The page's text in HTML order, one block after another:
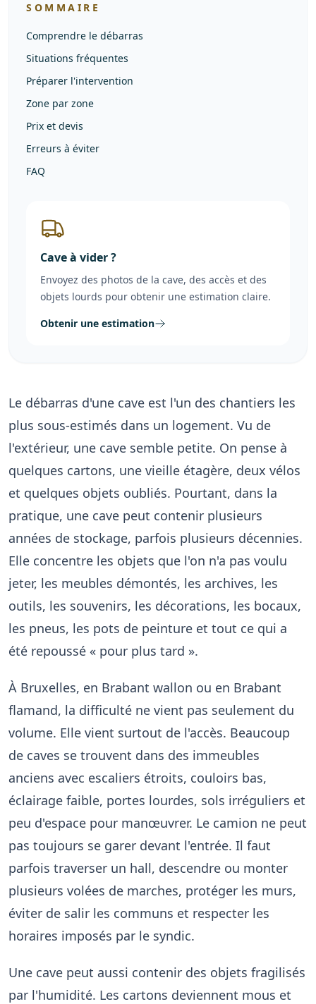
SOMMAIRE
Comprendre le débarras
Situations fréquentes
Préparer l'intervention
Zone par zone
Prix et devis
Erreurs à éviter
FAQ
Cave à vider ?
Envoyez des photos de la cave, des accès et des
objets lourds pour obtenir une estimation claire.
Obtenir une estimation
Le débarras d'une cave est l'un des chantiers les
plus sous-estimés dans un logement. Vu de
l'extérieur, une cave semble petite. On pense à
quelques cartons, une vieille étagère, deux vélos
et quelques objets oubliés. Pourtant, dans la
pratique, une cave peut contenir plusieurs
années de stockage, parfois plusieurs décennies.
Elle concentre les objets que l'on n'a pas voulu
jeter, les meubles démontés, les archives, les
outils, les souvenirs, les décorations, les bocaux,
les pneus, les pots de peinture et tout ce qui a
été repoussé « pour plus tard ».
À Bruxelles, en Brabant wallon ou en Brabant
flamand, la difficulté ne vient pas seulement du
volume. Elle vient surtout de l'accès. Beaucoup
de caves se trouvent dans des immeubles
anciens avec escaliers étroits, couloirs bas,
éclairage faible, portes lourdes, sols irréguliers et
peu d'espace pour manœuvrer. Le camion ne peut
pas toujours se garer devant l'entrée. Il faut
parfois traverser un hall, descendre ou monter
plusieurs volées de marches, protéger les murs,
éviter de salir les communs et respecter les
horaires imposés par le syndic.
Une cave peut aussi contenir des objets fragilisés
par l'humidité. Les cartons deviennent mous et